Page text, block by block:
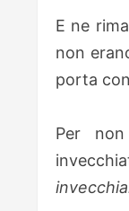
E ne
non
porta
Per